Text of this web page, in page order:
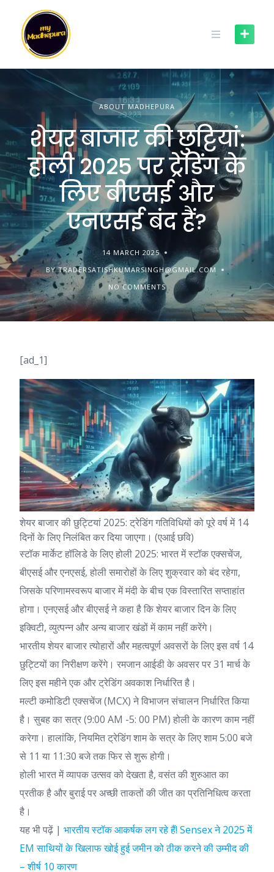
content
ABOUT MADHEPURA
शेयर बाजार की छुट्टियां:
होली 2025 पर ट्रेडिंग के
लिए बीएसई और
एनएसई बंद हैं?
14 MARCH 2025
BY TRADERSATISHKUMARSINGH@GMAIL.COM
NO COMMENTS
[ad_1]
शेयर बाजार की छुट्टियां 2025: ट्रेडिंग गतिविधियों को पूरे वर्ष में 14
दिनों के लिए निलंबित कर दिया जाएगा। (एआई छवि)
स्टॉक मार्केट हॉलिडे के लिएहोली 2025: भारत में स्टॉक एक्सचेंज,
बीएसई और एनएसई, होली समारोहों के लिए शुक्रवार को बंद रहेगा,
जिसके परिणामस्वरूप बाजार में मंदी के बीच एक विस्तारित सप्ताहांत
होगा। एनएसई और बीएसई ने कहा है कि शेयर बाजार दिन के लिए
इक्विटी, व्युत्पन्न और अन्य बाजार खंडों में काम नहीं करेंगे।
भारतीय शेयर बाजारत्योहारों और महत्वपूर्ण अवसरों के लिए इस वर्ष 14
छुट्टियों का निरीक्षण करेंगे। रमजान आईडी के अवसर पर 31 मार्च के
लिए इस महीने एक और ट्रेडिंग अवकाश निर्धारित है।
मल्टी कमोडिटी एक्सचेंज (MCX) ने विभाजन संचालन निर्धारित किया
है। सुबह का सत्र (9:00 AM -5: 00 PM) होली के कारण काम नहीं
करेगा। हालांकि, नियमित ट्रेडिंग शाम के सत्र के लिए शाम 5:00 बजे
से 11 या 11:30 बजे तक फिर से शुरू होगी।
होली भारत में व्यापक उत्सव को देखता है, वसंत की शुरुआत का
प्रतीक है और बुराई पर अच्छी ताकतों की जीत का प्रतिनिधित्व करता
है।
यह भी पढ़ें | भारतीय स्टॉक आकर्षक लग रहे हैं! Sensex ने 2025 में
EM साथियों के खिलाफ खोई हुई जमीन को ठीक करने की उम्मीद की
– शीर्ष 10 कारण